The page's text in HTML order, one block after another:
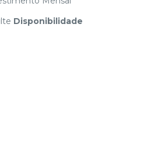
Disponibilidade